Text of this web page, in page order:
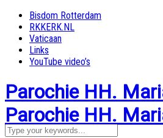
Bisdom Rotterdam
RKKERK.NL
Vaticaan
Links
YouTube video’s
Parochie HH.
Parochie HH.